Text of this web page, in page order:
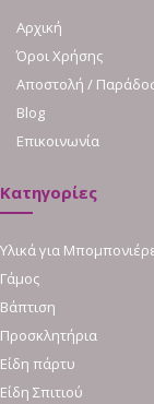
Αρχική
Όροι Χρήσης
Αποστολή /
Blog
Επικοινωνία
Κατηγορίες
Υλικά για
Γάμος
Βάπτιση
Προσκλητήρια
Είδη πάρτυ
Είδη Σπιτιού